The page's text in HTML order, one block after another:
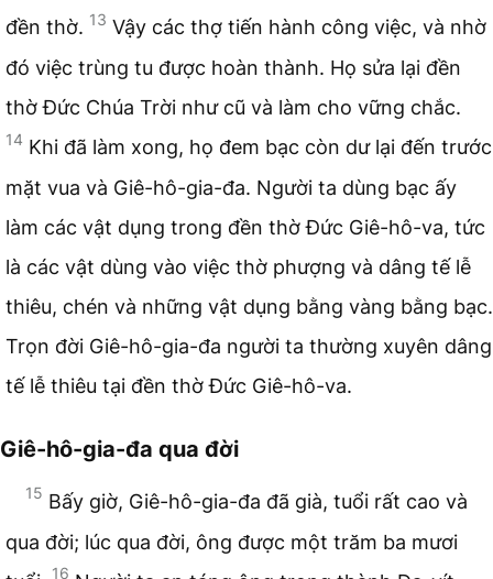
đền thờ. 13 Vậy các thợ tiến hành công việc, và nhờ
đó việc trùng tu được hoàn thành. Họ sửa lại đền
thờ Đức Chúa Trời như cũ và làm cho vững chắc.
14 Khi đã làm xong, họ đem bạc còn dư lại đến trước
mặt vua và Giê-hô-gia-đa. Người ta dùng bạc ấy
làm các vật dụng trong đền thờ Đức Giê-hô-va, tức
là các vật dùng vào việc thờ phượng và dâng tế lễ
thiêu, chén và những vật dụng bằng vàng bằng bạc.
Trọn đời Giê-hô-gia-đa người ta thường xuyên dâng
tế lễ thiêu tại đền thờ Đức Giê-hô-va.
Giê-hô-gia-đa qua đời
15 Bấy giờ, Giê-hô-gia-đa đã già, tuổi rất cao và
qua đời; lúc qua đời, ông được một trăm ba mươi
16